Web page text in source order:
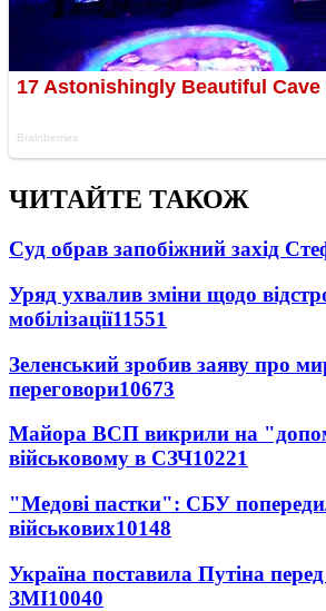
ЧИТАЙТЕ ТАКОЖ
Суд обрав запобіжний захід
Уряд ухвалив зміни щодо
мобілізації11551
Зеленський зробив заяву про
переговори10673
Майора ВСП викрили на
військовому в СЗЧ10221
"Медові пастки": СБУ
військових10148
Україна поставила Путіна
ЗМІ10040